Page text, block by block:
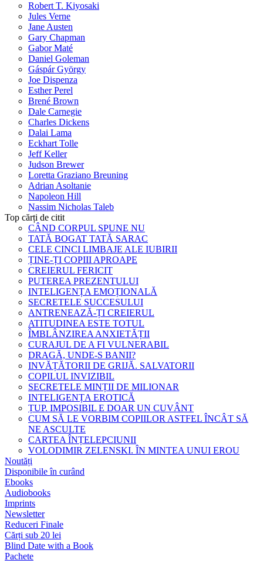
Robert T. Kiyosaki
Jules Verne
Jane Austen
Gary Chapman
Gabor Maté
Daniel Goleman
Gáspár György
Joe Dispenza
Esther Perel
Brené Brown
Dale Carnegie
Charles Dickens
Dalai Lama
Eckhart Tolle
Jeff Keller
Judson Brewer
Loretta Graziano Breuning
Adrian Asoltanie
Napoleon Hill
Nassim Nicholas Taleb
Top cărți de citit
CÂND CORPUL SPUNE NU
TATĂ BOGAT TATĂ SARAC
CELE CINCI LIMBAJE ALE IUBIRII
ȚINE-ȚI COPIII APROAPE
CREIERUL FERICIT
PUTEREA PREZENTULUI
INTELIGENȚA EMOȚIONALĂ
SECRETELE SUCCESULUI
ANTRENEAZĂ-ȚI CREIERUL
ATITUDINEA ESTE TOTUL
ÎMBLÂNZIREA ANXIETĂȚII
CURAJUL DE A FI VULNERABIL
DRAGĂ, UNDE-S BANII?
INVĂȚĂTORII DE GRIJĂ. SALVATORII
COPILUL INVIZIBIL
SECRETELE MINȚII DE MILIONAR
INTELIGENȚA EROTICĂ
ȚUP. IMPOSIBIL E DOAR UN CUVÂNT
CUM SĂ LE VORBIM COPIILOR ASTFEL ÎNCÂT SĂ
NE ASCULTE
CARTEA ÎNȚELEPCIUNII
VOLODIMIR ZELENSKI. ÎN MINTEA UNUI EROU
Noutăți
Disponibile în curând
Ebooks
Audiobooks
Imprints
Newsletter
Reduceri Finale
Cărți sub 20 lei
Blind Date with a Book
Pachete